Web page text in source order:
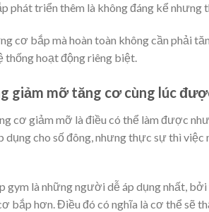
phát triển thêm là không đáng kể nhưng
cơ bắp mà hoàn toàn không cần phải
thống hoạt động riêng biệt.
giảm mỡ tăng cơ cùng lúc
cơ giảm mỡ là điều có thể làm được
cho số đông, nhưng thực sự thì việc
là những người dễ áp dụng nhất,
bắp hơn. Điều đó có nghĩa là cơ thể sẽ